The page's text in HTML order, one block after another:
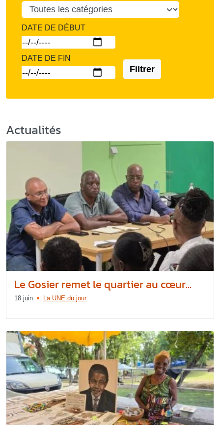
DATE DE DÉBUT
DATE DE FIN
Filtrer
Actualités
Le Gosier remet le quartier au cœur...
18 juin La UNE du jour